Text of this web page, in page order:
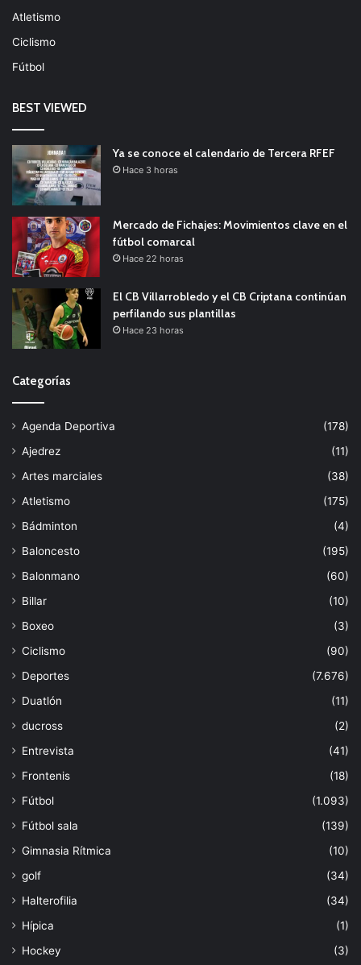
Atletismo
Ciclismo
Fútbol
BEST VIEWED
Ya se conoce el calendario de Tercera RFEF
Hace 3 horas
Mercado de Fichajes: Movimientos clave en el
fútbol comarcal
Hace 22 horas
El CB Villarrobledo y el CB Criptana continúan
perfilando sus plantillas
Hace 23 horas
Categorías
Agenda Deportiva
(178)
Ajedrez
(11)
Artes marciales
(38)
Atletismo
(175)
Bádminton
(4)
Baloncesto
(195)
Balonmano
(60)
Billar
(10)
Boxeo
(3)
Ciclismo
(90)
Deportes
(7.676)
Duatlón
(11)
ducross
(2)
Entrevista
(41)
Frontenis
(18)
Fútbol
(1.093)
Fútbol sala
(139)
Gimnasia Rítmica
(10)
golf
(34)
Halterofilia
(34)
Hípica
(1)
Hockey
(3)